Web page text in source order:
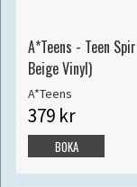
A*Teens - Teen
Beige Vinyl)
A*Teens
379 kr
BOKA